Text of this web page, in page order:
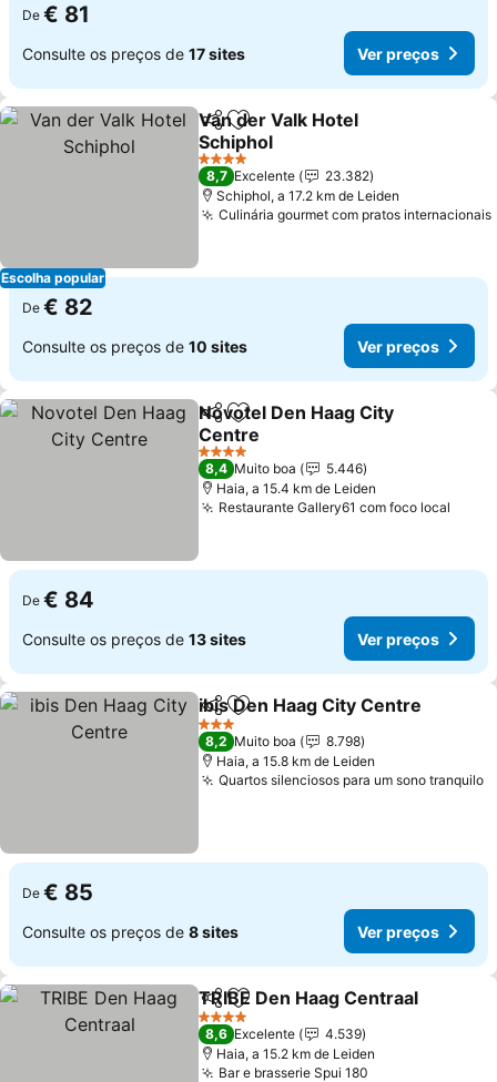
De € 81
Consulte os preços de 17 sites Ver preços
Escolha popular
PartilharAdicionar aos favoritos
Van der Valk Hotel
Schiphol
Ver preços
4 Estrelas
8,7 Excelente
23.382
Schiphol, a 17.2 km de Leiden
Culinária gourmet com pratos internacionais
De € 82
Consulte os preços de 10 sites Ver preços
PartilharAdicionar aos favoritos
Novotel Den Haag City
Centre
Ver preços
4 Estrelas
8,4 Muito boa
5.446
Haia, a 15.4 km de Leiden
Restaurante Gallery61 com foco local
De € 84
Consulte os preços de 13 sites Ver preços
PartilharAdicionar aos favoritos
ibis Den Haag City Centre
3 Estrelas
8,2 Muito boa
8.798
Haia, a 15.8 km de Leiden
Quartos silenciosos para um sono tranquilo
De € 85
Consulte os preços de 8 sites Ver preços
PartilharAdicionar aos favoritos
TRIBE Den Haag Centraal
4 Estrelas
8,6 Excelente
4.539
Haia, a 15.2 km de Leiden
Bar e brasserie Spui 180